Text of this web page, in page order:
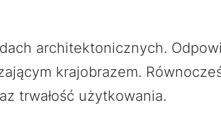
architektonicznych.
krajobrazem.
trwałość użytkowania.